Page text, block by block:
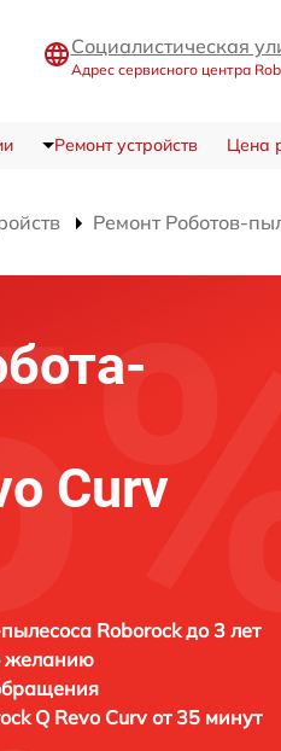
Социалистическая
Адрес сервисного центра
Ремонт устройств Цена
Ремонт Роботов-
Curv
Roborock до 3 лет
желанию
Q Revo Curv от 35 минут